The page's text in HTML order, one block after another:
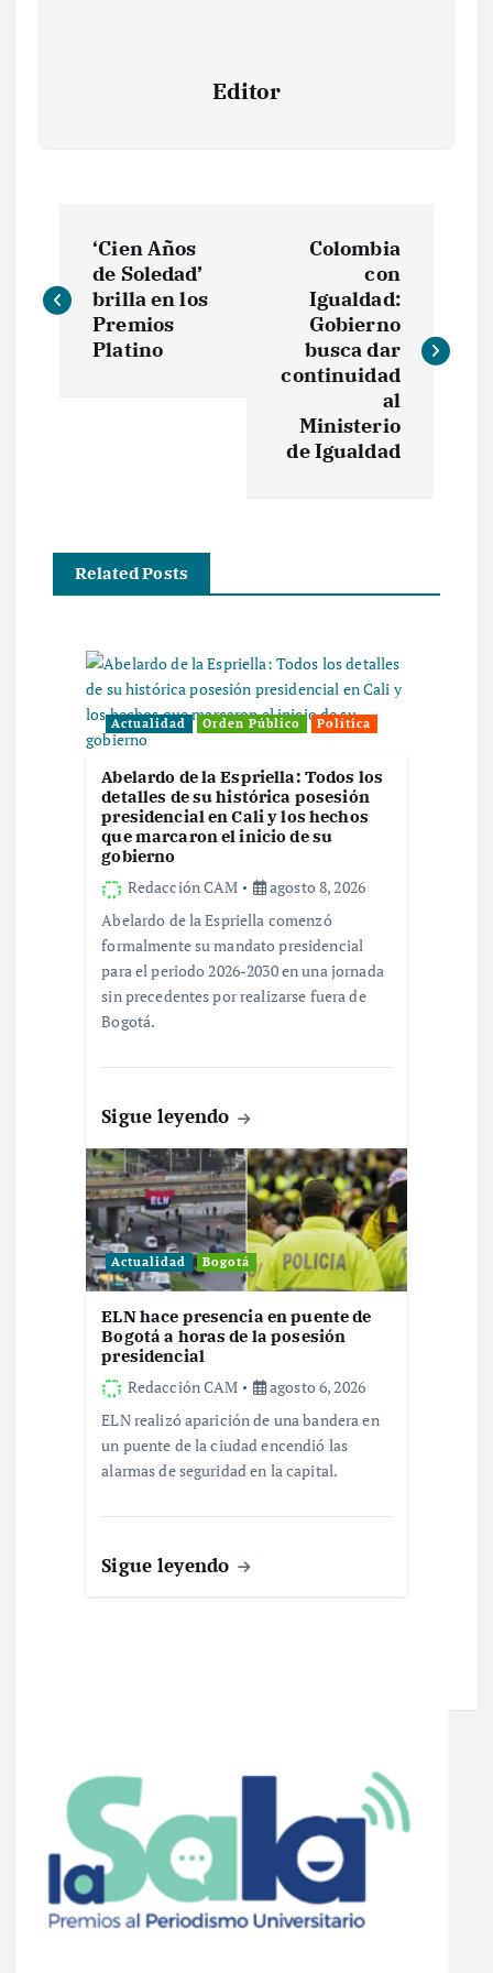
Editor
a
c
‘Cien Años
de Soledad’
brilla en los
Premios
Platino
Colombia
con
Igualdad:
Gobierno
busca dar
continuidad
al
Ministerio
de Igualdad
Related Posts
Actualidad Orden Público Política
Abelardo de la Espriella: Todos los
detalles de su histórica posesión
presidencial en Cali y los hechos
que marcaron el inicio de su
gobierno
Redacción CAM
agosto 8, 2026
Abelardo de la Espriella comenzó
formalmente su mandato presidencial
para el periodo 2026-2030 en una jornada
sin precedentes por realizarse fuera de
Bogotá.
Sigue leyendo
Actualidad Bogotá
ELN hace presencia en puente de
Bogotá a horas de la posesión
presidencial
Redacción CAM
agosto 6, 2026
ELN realizó aparición de una bandera en
un puente de la ciudad encendió las
alarmas de seguridad en la capital.
Sigue leyendo